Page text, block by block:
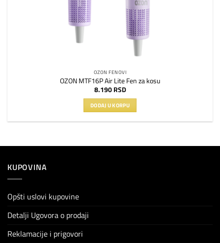
OZON FENOVI
OZON MTF16P Air Lite Fen za kosu
8.190 RSD
DODAJ U KORPU
KUPOVINA
Opšti uslovi kupovine
Detalji Ugovora o prodaji
Reklamacije i prigovori